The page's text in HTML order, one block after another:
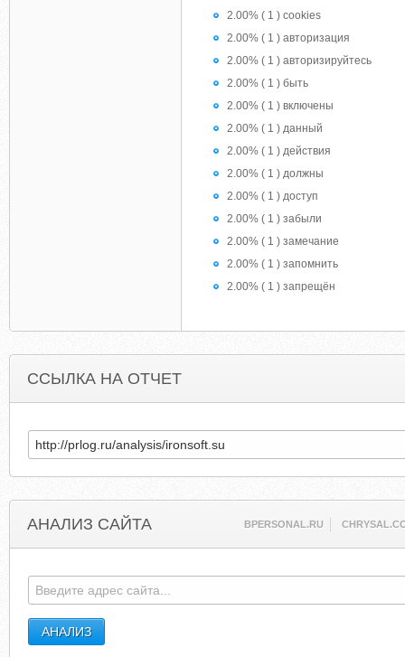
2.00% ( 1 ) cookies
2.00% ( 1 ) авторизация
2.00% ( 1 ) авторизируйтесь
2.00% ( 1 ) быть
2.00% ( 1 ) включены
2.00% ( 1 ) данный
2.00% ( 1 ) действия
2.00% ( 1 ) должны
2.00% ( 1 ) доступ
2.00% ( 1 ) забыли
2.00% ( 1 ) замечание
2.00% ( 1 ) запомнить
2.00% ( 1 ) запрещён
ССЫЛКА НА ОТЧЕТ
АНАЛИЗ САЙТА BPERSONAL.RU